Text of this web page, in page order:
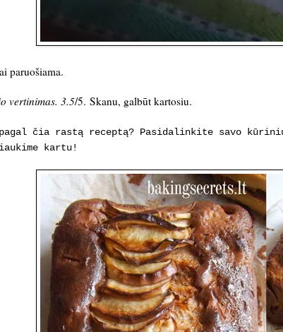
paruošiama.
vertinimas. 3.5/5. Skanu, galbūt kartosiu.
pagal čia rastą receptą? Pasidalinkite savo
kartu!